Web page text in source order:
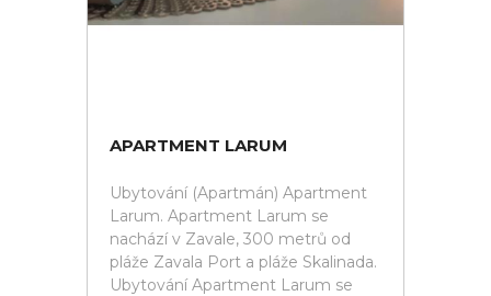
APARTMENT LARUM
Ubytování (Apartmán) Apartment
Larum. Apartment Larum se
nachází v Zavale, 300 metrů od
pláže Zavala Port a pláže Skalinada.
Ubytování Apartment Larum se